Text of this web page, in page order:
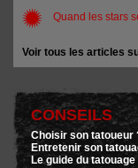
Quand les stars
Voir tous les articles
CONSEILS
Choisir son tatoueur
Entretenir son
Le guide du tatouage